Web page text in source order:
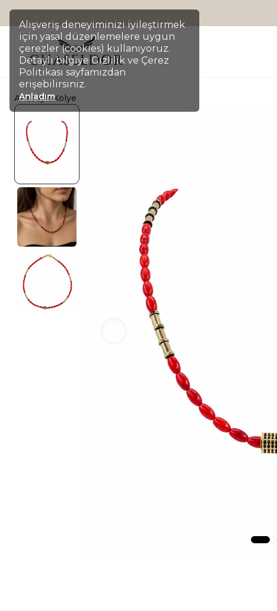
Alışveriş deneyiminizi iyileştirmek
için yasal düzenlemelere uygun
çerezler (cookies) kullanıyoruz.
Detaylı bilgiye Gizlilik ve Çerez
Politikası sayfamızdan
erişebilirsiniz.
Anladım
AnasayfaKolye